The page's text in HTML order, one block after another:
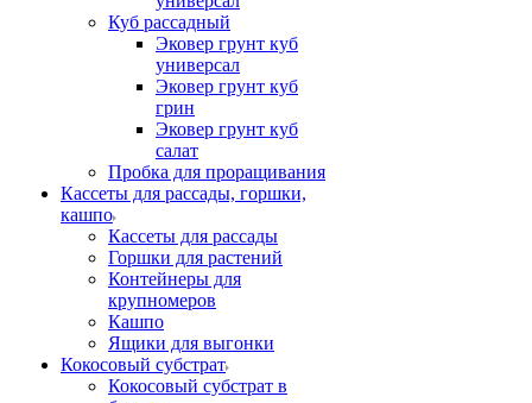
Куб рассадный
Эковер грунт куб
универсал
Эковер грунт куб
грин
Эковер грунт куб
салат
Пробка для проращивания
Кассеты для рассады, горшки,
кашпо
Кассеты для рассады
Горшки для растений
Контейнеры для
крупномеров
Кашпо
Ящики для выгонки
Кокосовый субстрат
Кокосовый субстрат в